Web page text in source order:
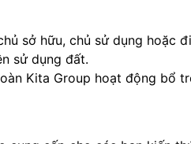
sở hữu, chủ sử dụng hoặc
sử dụng đất.
Kita Group hoạt động bổ